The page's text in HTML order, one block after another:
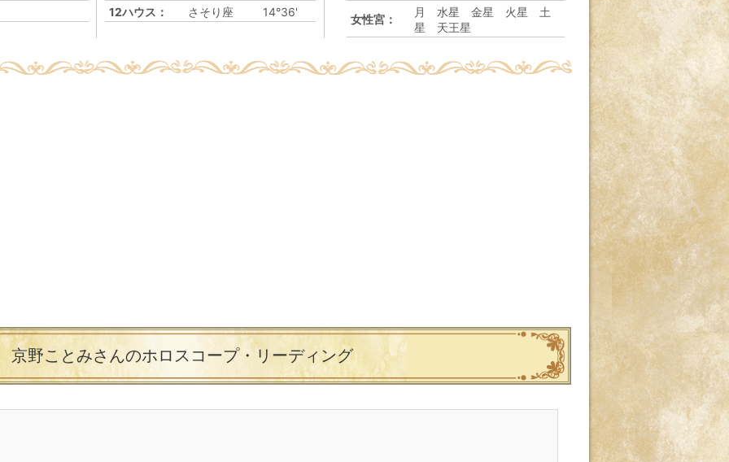
12ハウス：
さそり座 14°36'
女性宮：
月 水星 金星 火星 土
星 天王星
京野ことみさんのホロスコープ・リーディング